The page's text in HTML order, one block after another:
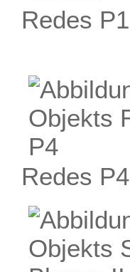
Redes P1
Redes P4